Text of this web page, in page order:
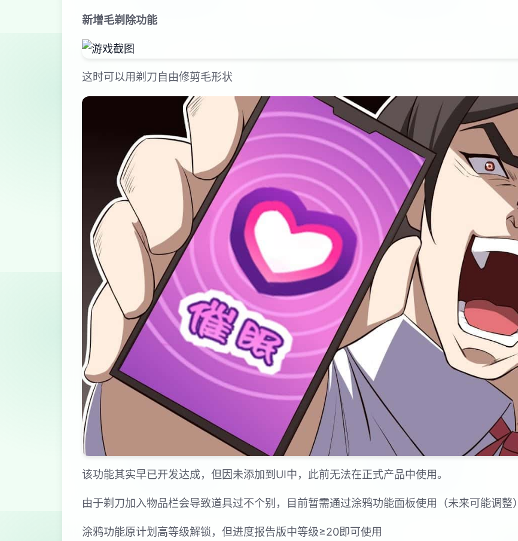
新增毛剃除功能
这时可以用剃刀自由修剪毛形状
该功能其实早已开发达成，但因未添加到UI中，此前无法在正式产品中使用。
由于剃刀加入物品栏会导致道具过不个别，目前暂需通过涂鸦功能面板使用（未来可能调整）
涂鸦功能原计划高等级解锁，但进度报告版中等级≥20即可使用